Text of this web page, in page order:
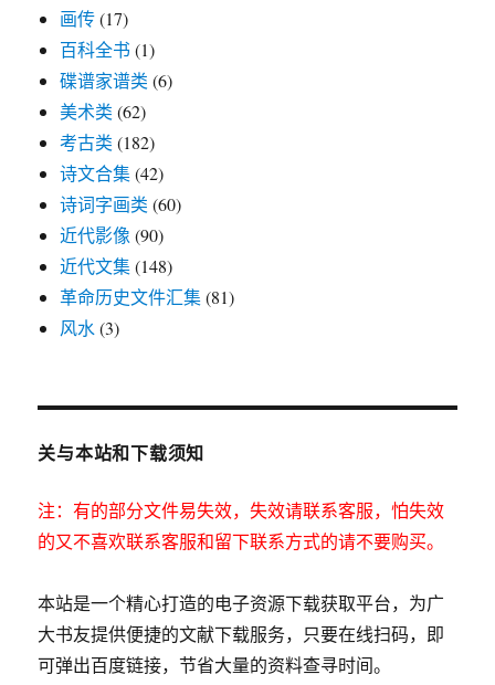
画传(17)
百科全书 (1)
碟谱家谱类 (6)
美术类 (62)
考古类 (182)
诗文合集(42)
诗词字画类 (60)
近代影像 (90)
近代文集(148)
革命历史文件汇集(81)
风水 (3)
关与本站和下载须知
注：有的部分文件易失效，失效请联系客服，怕失效
的又不喜欢联系客服和留下联系方式的请不要购买。
本站是一个精心打造的电子资源下载获取平台，为广
大书友提供便捷的文献下载服务，只要在线扫码，即
可弹出百度链接，节省大量的资料查寻时间。